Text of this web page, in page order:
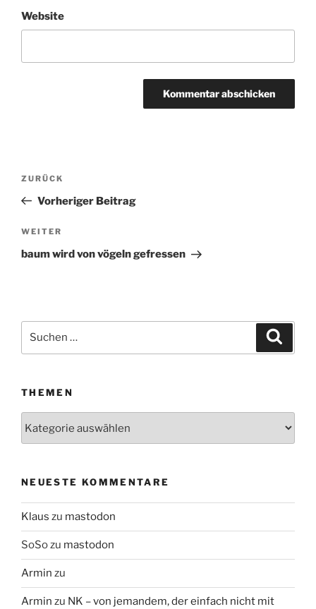
Website
Beitragsnavigation
Vorheriger
Beitrag
ZURÜCK
Vorheriger Beitrag
Nächster
Beitrag
WEITER
baum wird von vögeln gefressen
Suchen
THEMEN
NEUESTE KOMMENTARE
Klaus zu mastodon
SoSozu mastodon
Armin zu
Armin zu NK – von jemandem, der einfach nicht mit